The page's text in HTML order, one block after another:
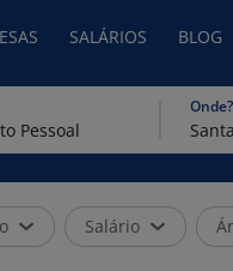
SALÁRIOS BLOG
Onde?
Salário